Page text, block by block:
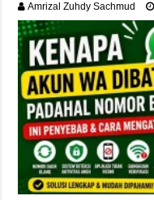
Amrizal Zuhdy Sachmud